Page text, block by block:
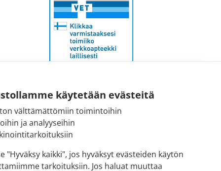
käytetään evästeitä
välttämättömiin toimintoihin
ja analyyseihin
"Hyväksy kaikki", jos hyväksyt evästeiden käytön
tarkoituksiin. Jos haluat muuttaa
kirjaamo@fimea.fi
Fimean vaihde:
029 522 3341